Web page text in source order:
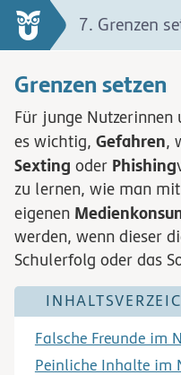
Grenzen setzen
Für junge Nutzerinnen
es wichtig, Gefahren,
Sexting oder Phishing
zu lernen, wie man
eigenen
werden, wenn dieser
Schulerfolg oder das
Falsche Freunde im
Peinliche Inhalte im
7. Grenzen